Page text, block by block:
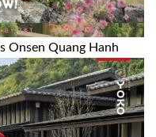
Onsen Quang Hanh